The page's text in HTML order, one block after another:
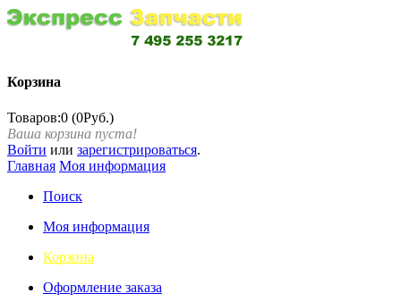
Корзина
Товаров:0 (0Руб.)
Ваша корзина пуста!
Войти или зарегистрироваться.
Главная Моя информация
Поиск
Моя информация
Корзина
Оформление заказа